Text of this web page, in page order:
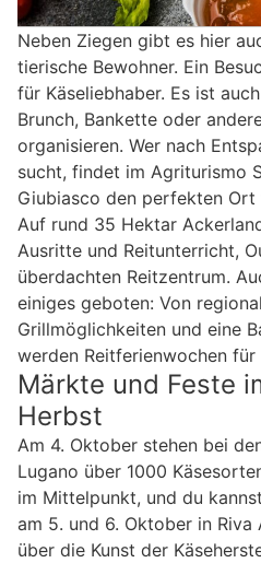
Neben Ziegen gibt es hier
tierische Bewohner. Ein
für Käseliebhaber. Es ist
Brunch, Bankette oder
organisieren. Wer nach
sucht, findet im Agriturismo
Giubiasco den perfekten Ort
Auf rund 35 Hektar
Ausritte und Reitunterricht,
überdachten Reitzentrum.
einiges geboten: Von
Grillmöglichkeiten und eine
werden Reitferienwochen
Märkte und Feste
Herbst
Am 4. Oktober stehen bei
Lugano über 1000
im Mittelpunkt, und du
am 5. und 6. Oktober in
über die Kunst der